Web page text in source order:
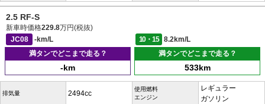
2.5 RF-S
新車時価格229.8万円(税抜)
JC08
-km/L 10・15
8.2km/L
満タンでどこまで走る？
-km
満タンでどこまで走る？
533km
排気量 2494cc
使用燃料
エンジン
レギュラー
ガソリン